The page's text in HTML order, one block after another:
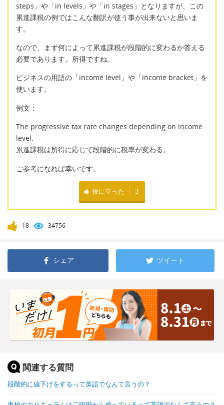
steps」や「in levels」や「in stages」となりますが、この
累進課税の例ではこんな翻訳が使う事が出来ないと思いま
す。
なので、まず何によって累進課税が段階的に変わるか答える
必要であります。所得ですね。
ビジネスの用語の「income level」や「income bracket」を
使います。
例文：
The progressive tax rate changes depending on income
level.
累進課税は所得に応じて段階的に税率が変わる。
ご参考になれば幸いです。
役に立った 3
18 34756
シェア ツイート
関連する質問
段階的に値下げをするって英語でなんて言うの？